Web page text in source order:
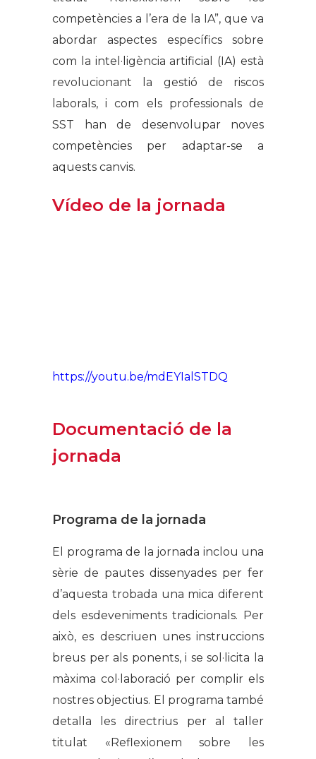
competències a l’era de la IA”, que va
abordar aspectes específics sobre
com la intel·ligència artificial (IA) està
revolucionant la gestió de riscos
laborals, i com els professionals de
SST han de desenvolupar noves
competències per adaptar-se a
aquests canvis.
Vídeo de la jornada
https://youtu.be/mdEYIalSTDQ
Documentació de la
jornada
Programa de la jornada
El programa de la jornada inclou una
sèrie de pautes dissenyades per fer
d’aquesta trobada una mica diferent
dels esdeveniments tradicionals. Per
això, es descriuen unes instruccions
breus per als ponents, i se sol·licita la
màxima col·laboració per complir els
nostres objectius. El programa també
detalla les directrius per al taller
titulat «Reflexionem sobre les